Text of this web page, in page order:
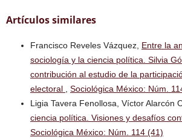
Artículos similares
Francisco Reveles Vázquez, Entre la
sociología y la ciencia política. Silvia
contribución al estudio de la
electoral
Sociológica México: Núm.
Ligia Tavera Fenollosa, Víctor Alarcón
ciencia política. Visiones y desafíos
Sociológica México: Núm. 114 (41)